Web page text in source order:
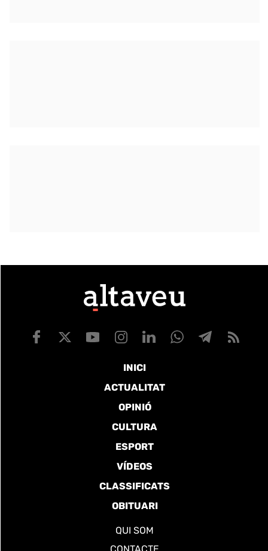
INICI
ACTUALITAT
OPINIÓ
CULTURA
ESPORT
VÍDEOS
CLASSIFICATS
OBITUARI
QUI SOM